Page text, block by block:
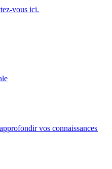
vous ici.​​
vos connaissances​​